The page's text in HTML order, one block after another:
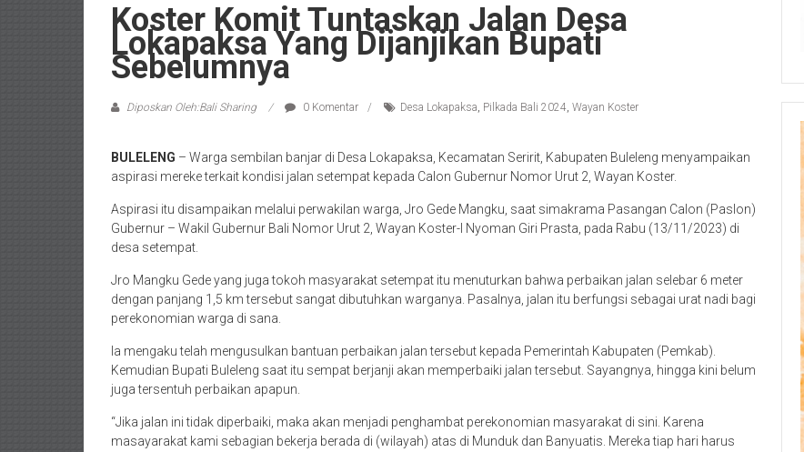
Koster Komit Tuntaskan Jalan Desa
Lokapaksa Yang Dijanjikan Bupati
Sebelumnya
Diposkan Oleh:Bali Sharing 0 Komentar Desa Lokapaksa, Pilkada Bali 2024, Wayan Koster
BULELENG – Warga sembilan banjar di Desa Lokapaksa, Kecamatan Seririt, Kabupaten Buleleng menyampaikan
aspirasi mereke terkait kondisi jalan setempat kepada Calon Gubernur Nomor Urut 2, Wayan Koster.
Aspirasi itu disampaikan melalui perwakilan warga, Jro Gede Mangku, saat simakrama Pasangan Calon (Paslon)
Gubernur – Wakil Gubernur Bali Nomor Urut 2, Wayan Koster-I Nyoman Giri Prasta, pada Rabu (13/11/2023) di
desa setempat.
Jro Mangku Gede yang juga tokoh masyarakat setempat itu menuturkan bahwa perbaikan jalan selebar 6 meter
dengan panjang 1,5 km tersebut sangat dibutuhkan warganya. Pasalnya, jalan itu berfungsi sebagai urat nadi bagi
perekonomian warga di sana.
Ia mengaku telah mengusulkan bantuan perbaikan jalan tersebut kepada Pemerintah Kabupaten (Pemkab).
Kemudian Bupati Buleleng saat itu sempat berjanji akan memperbaiki jalan tersebut. Sayangnya, hingga kini belum
juga tersentuh perbaikan apapun.
“Jika jalan ini tidak diperbaiki, maka akan menjadi penghambat perekonomian masyarakat di sini. Karena
masayarakat kami sebagian bekerja berada di (wilayah) atas di Munduk dan Banyuatis. Mereka tiap hari harus